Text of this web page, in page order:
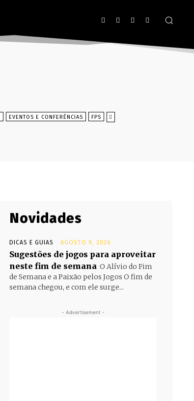
EVENTOS E CONFERÊNCIAS FPS
Novidades
DICAS E GUIAS AGOSTO 9, 2026
Sugestões de jogos para aproveitar
neste fim de semana O Alívio do Fim
de Semana e a Paixão pelos Jogos O fim de
semana chegou, e com ele surge...
- Advertisement -